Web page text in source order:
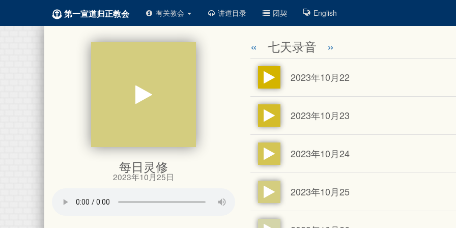
第一宣道归正教会 有关教会 讲道目录 团契 English
每日灵修
2023年10月25日
« 七天录音 »
2023年10月22
2023年10月23
2023年10月24
2023年10月25